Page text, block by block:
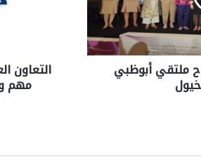
ملتقي أبوظبي التعاون
مهم